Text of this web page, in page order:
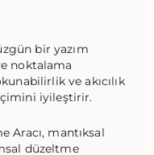
bir yazım
noktalama
ve akıcılık
iyileştirir.
Aracı, mantıksal
düzeltme